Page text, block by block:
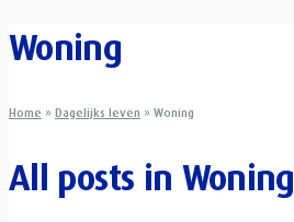
Woning
Home » Dagelijks leven » Woning
All posts in Woning